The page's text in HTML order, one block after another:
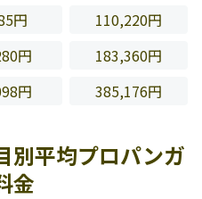
円
110,220円
円
183,360円
円 385,176円
別平均プロパンガ
金